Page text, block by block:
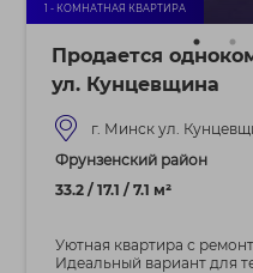
1 - КОМНАТНАЯ КВАРТИРА
Продается
ул. Кунцевщина
г. Минск ул.
Фрунзенский район
33.2 / 17.1 / 7.1 м²
Уютная квартира с
Идеальный вариант для